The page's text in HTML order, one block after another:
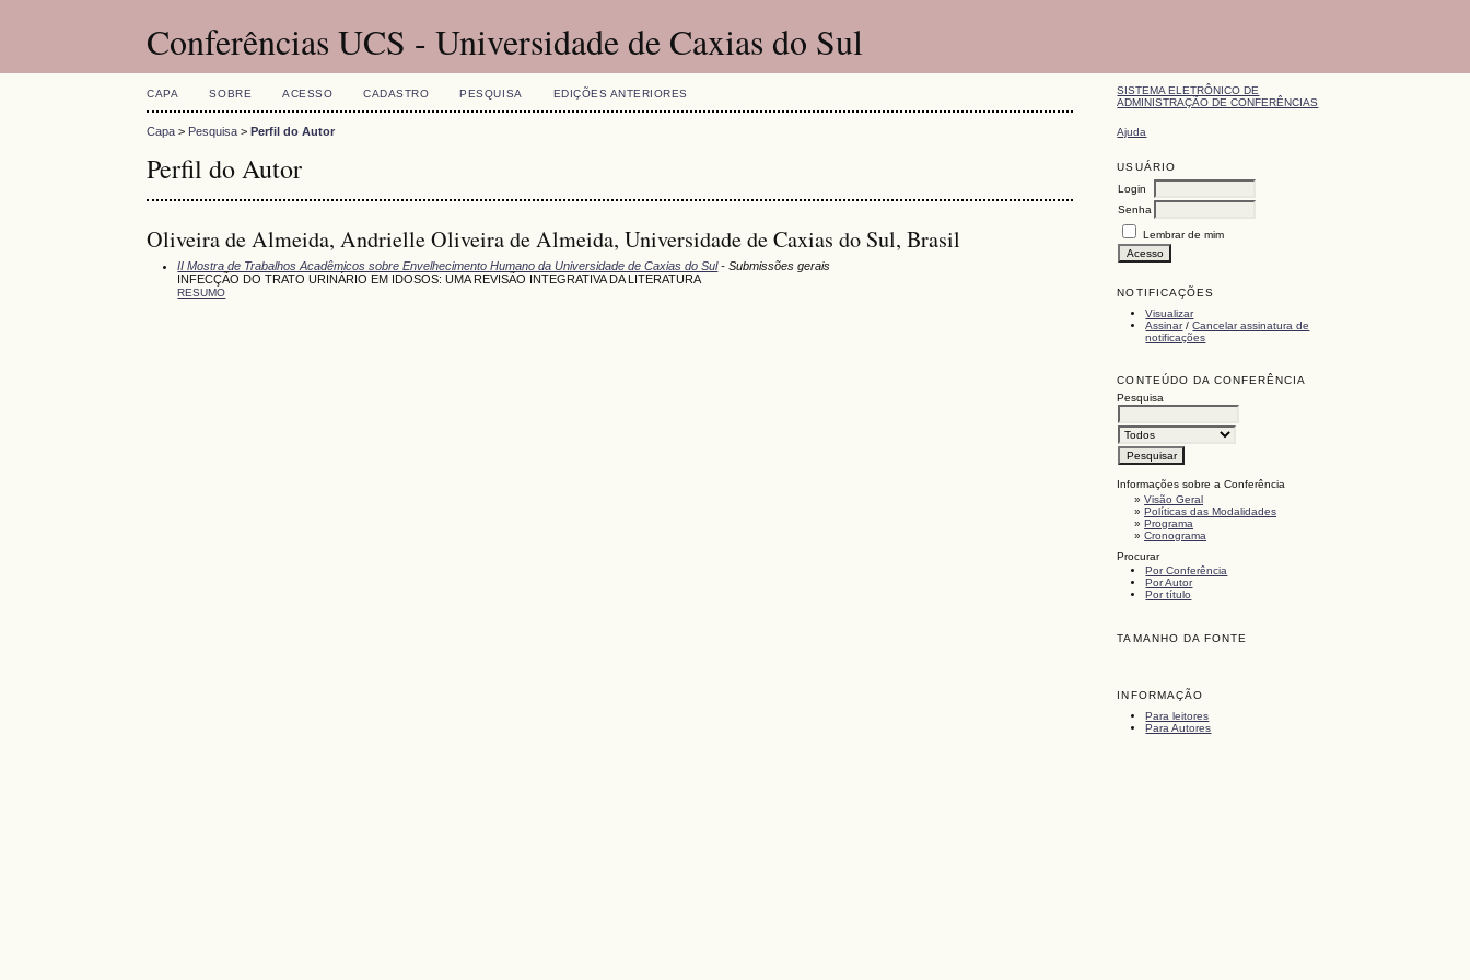
Conferências UCS - Universidade de Caxias do Sul
SISTEMA ELETRÔNICO DE
ADMINISTRAÇÃO DE CONFERÊNCIAS
Ajuda
USUÁRIO
Login
Senha
Lembrar de mim
NOTIFICAÇÕES
Visualizar
Assinar/Cancelar assinatura de
notificações
CONTEÚDO DA CONFERÊNCIA
Pesquisa
Informações sobre a Conferência
»Visão Geral
»Políticas das Modalidades
»Programa
»Cronograma
Procurar
Por Conferência
Por Autor
Por título
TAMANHO DA FONTE
INFORMAÇÃO
Para leitores
Para Autores
CAPA SOBRE ACESSO CADASTRO PESQUISA EDIÇÕES ANTERIORES
Capa > Pesquisa >Perfil do Autor
Perfil do Autor
Oliveira de Almeida, Andrielle Oliveira de Almeida, Universidade de Caxias do Sul, Brasil
II Mostra de Trabalhos Acadêmicos sobre Envelhecimento Humano da Universidade de Caxias do Sul- Submissões gerais
INFECÇÃO DO TRATO URINÁRIO EM IDOSOS: UMA REVISÃO INTEGRATIVA DA LITERATURA
RESUMO